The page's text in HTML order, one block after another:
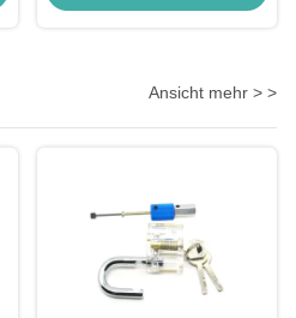
Ansicht mehr > >